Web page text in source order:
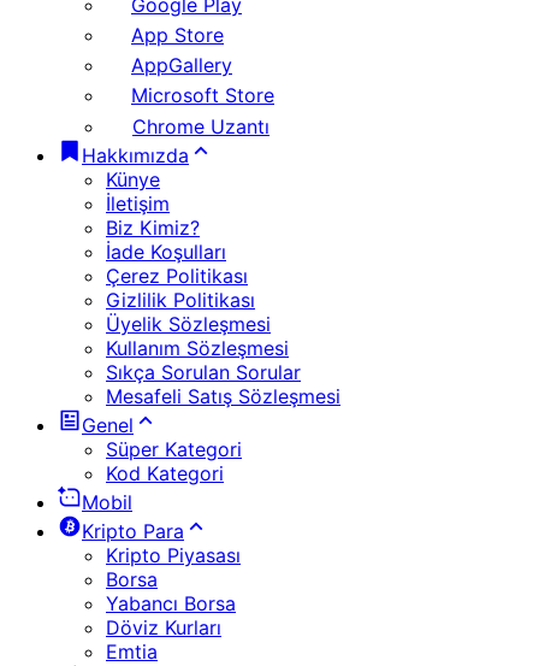
Google Play
App Store
AppGallery
Microsoft Store
Chrome Uzantı
Hakkımızda
Künye
İletişim
Biz Kimiz?
İade Koşulları
Çerez Politikası
Gizlilik Politikası
Üyelik Sözleşmesi
Kullanım Sözleşmesi
Sıkça Sorulan Sorular
Mesafeli Satış Sözleşmesi
Genel
Süper Kategori
Kod Kategori
Mobil
Kripto Para
Kripto Piyasası
Borsa
Yabancı Borsa
Döviz Kurları
Emtia